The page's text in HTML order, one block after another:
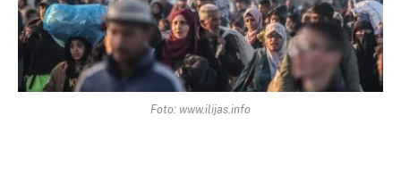
Foto: www.ilijas.info